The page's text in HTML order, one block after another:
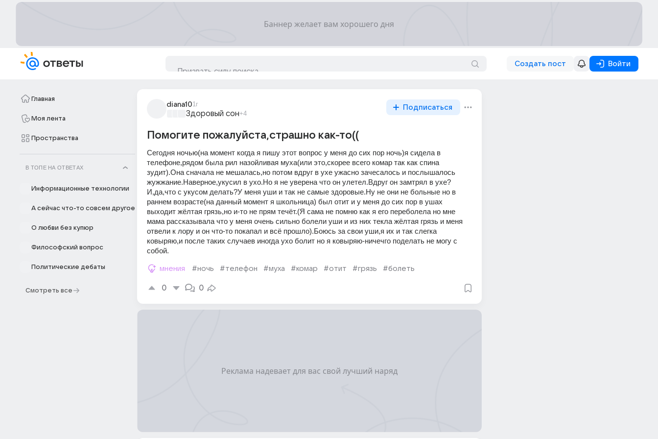
Создать пост Войти
Главная
Моя лента
Пространства
В ТОПЕ НА ОТВЕТАХ
Информационные технологии
А сейчас что-то совсем другое
О любви без купюр
Философский вопрос
Политические дебаты
Смотреть все
diana101г
Здоровый сон+4
Подписаться
Помогите пожалуйста,страшно как-то((
Сегодня ночью(на момент когда я пишу этот вопрос у меня до сих пор ночь)я сидела в
телефоне,рядом была рил назойливая муха(или это,скорее всего комар так как спина
зудит).Она сначала не мешалась,но потом вдруг в ухе ужасно зачесалось и послышалось
жужжание.Наверное,укусил в ухо.Но я не уверена что он улетел.Вдруг он замтрял в ухе?
И,да,что с укусом делать?У меня уши и так не самые здоровые.Ну не они не больные но в
раннем возрасте(на данный момент я школьница) был отит и у меня до сих пор в ушах
выходит жёлтая грязь,но и-то не прям течёт.(Я сама не помню как я его переболела но мне
мама рассказывала что у меня очень сильно болели уши и из них текла жёлтая грязь и меня
отвели к лору и он что-то покапал и всё прошло).Боюсь за свои уши,я их и так слегка
ковыряю,и после таких случаев иногда ухо болит но я ковыряю-ничечго поделать не могу с
собой.
мнения #ночь #телефон #муха #комар #отит #грязь #болеть
0 0